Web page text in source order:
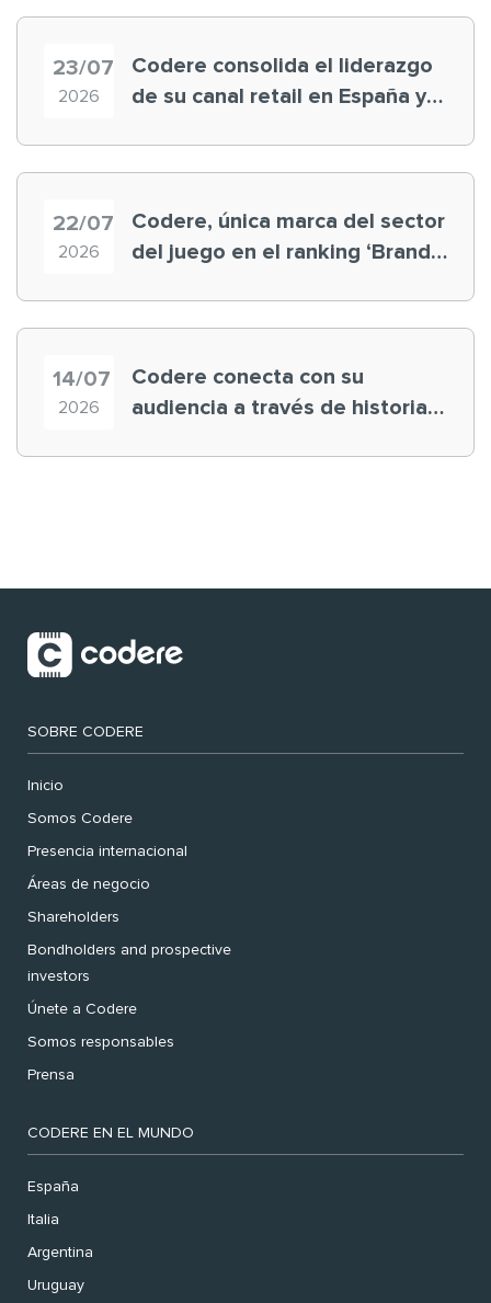
23/07
2026
Codere consolida el liderazgo
de su canal retail en España y
22/07
2026
Codere, única marca del sector
del juego en el ranking ‘Brand
14/07
2026
Codere conecta con su
audiencia a través de historias
SOBRE CODERE
Inicio
Somos Codere
Presencia internacional
Áreas de negocio
Shareholders
Bondholders and prospective
investors
Únete a Codere
Somos responsables
Prensa
CODERE EN EL MUNDO
España
Italia
Argentina
Uruguay